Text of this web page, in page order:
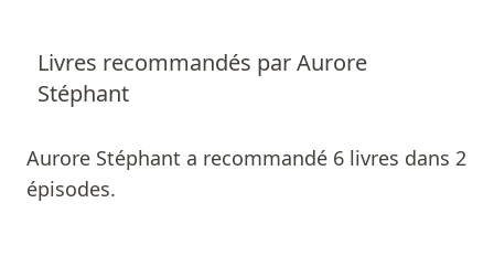
Livres recommandés par Aurore
Stéphant
Aurore Stéphant a recommandé 6 livres dans 2
épisodes.
Personnes
Livres